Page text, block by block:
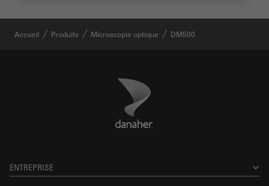
Accueil Produits Microscopie optique DM500
Danaher Logo
ENTREPRISE